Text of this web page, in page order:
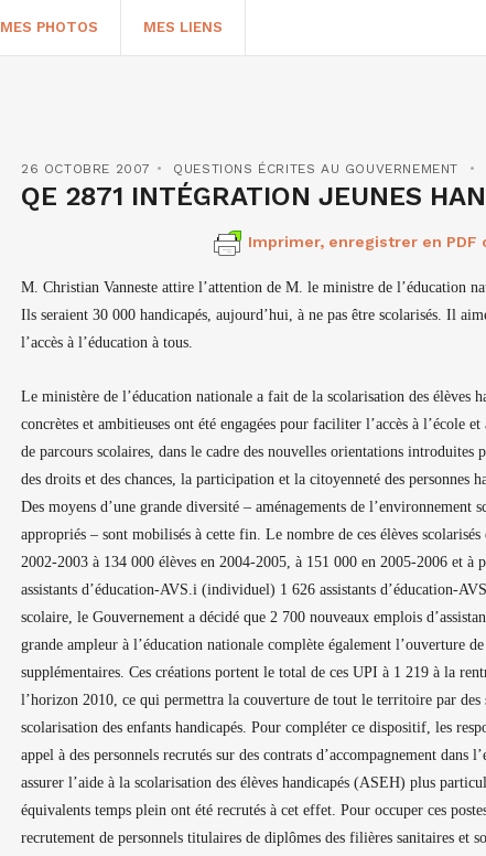
MES PHOTOS MES LIENS
26 OCTOBRE 2007 QUESTIONS ÉCRITES AU GOUVERNEMENT
QE 2871 INTÉGRATION JEUNES
Imprimer, enregistrer en
M. Christian Vanneste attire l’attention de M. le ministre de l’éducation
Ils seraient 30 000 handicapés, aujourd’hui, à ne pas être scolarisés. Il
l’accès à l’éducation à tous.
Le ministère de l’éducation nationale a fait de la scolarisation des élèves
concrètes et ambitieuses ont été engagées pour faciliter l’accès à l’école
de parcours scolaires, dans le cadre des nouvelles orientations
des droits et des chances, la participation et la citoyenneté des personnes
Des moyens d’une grande diversité – aménagements de l’environnement
appropriés – sont mobilisés à cette fin. Le nombre de ces élèves
2002-2003 à 134 000 élèves en 2004-2005, à 151 000 en 2005-2006 et
assistants d’éducation-AVS.i (individuel) 1 626 assistants d’éducation-
scolaire, le Gouvernement a décidé que 2 700 nouveaux emplois
grande ampleur à l’éducation nationale complète également l’ouverture
supplémentaires. Ces créations portent le total de ces UPI à 1 219 à la
l’horizon 2010, ce qui permettra la couverture de tout le territoire par des
scolarisation des enfants handicapés. Pour compléter ce dispositif, les
appel à des personnels recrutés sur des contrats d’accompagnement
assurer l’aide à la scolarisation des élèves handicapés (ASEH) plus
équivalents temps plein ont été recrutés à cet effet. Pour occuper ces
recrutement de personnels titulaires de diplômes des filières sanitaires et